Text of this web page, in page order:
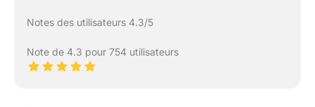
Notes des utilisateurs 4.3/5
Note de 4.3 pour 754 utilisateurs